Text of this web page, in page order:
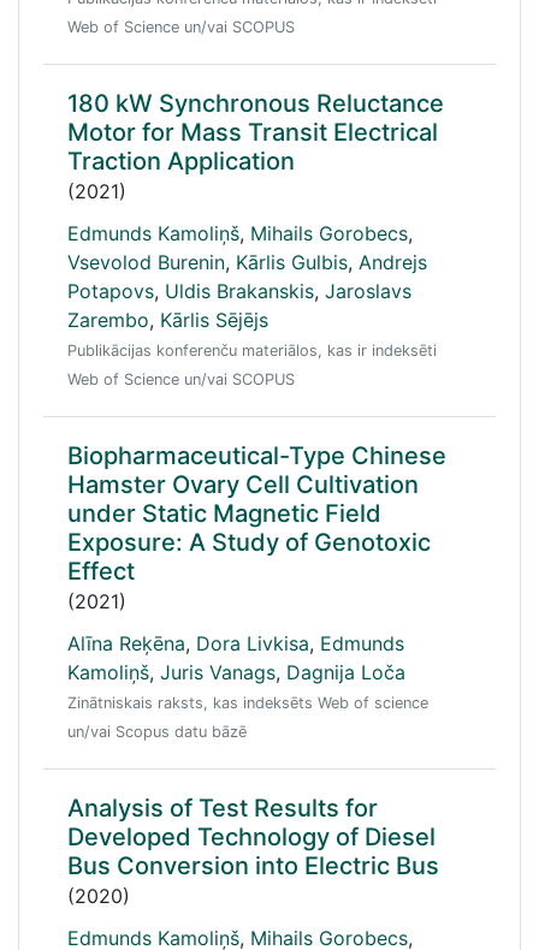
Web of Science un/vai SCOPUS
180 kW Synchronous Reluctance
Motor for Mass Transit Electrical
Traction Application
(2021)
Edmunds Kamoliņš, Mihails Gorobecs,
Vsevolod Burenin, Kārlis Gulbis, Andrejs
Potapovs, Uldis Brakanskis, Jaroslavs
Zarembo, Kārlis Sējējs
Publikācijas konferenču materiālos, kas ir indeksēti
Web of Science un/vai SCOPUS
Biopharmaceutical-Type Chinese
Hamster Ovary Cell Cultivation
under Static Magnetic Field
Exposure: A Study of Genotoxic
Effect
(2021)
Alīna Reķēna, Dora Livkisa, Edmunds
Kamoliņš, Juris Vanags, Dagnija Loča
Zinātniskais raksts, kas indeksēts Web of science
un/vai Scopus datu bāzē
Analysis of Test Results for
Developed Technology of Diesel
Bus Conversion into Electric Bus
(2020)
Edmunds Kamoliņš, Mihails Gorobecs,